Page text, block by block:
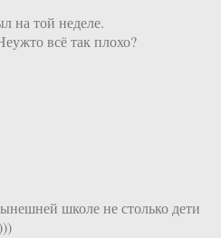
на той неделе.
всё так плохо?
школе не столько дети